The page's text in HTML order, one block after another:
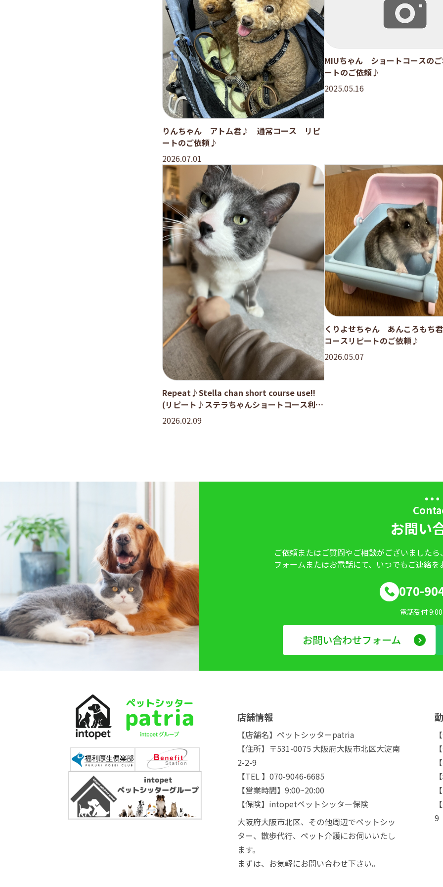
りんちゃん アトム君♪ 通常コース リピ
ートのご依頼♪
2026.07.01
MIUちゃん ショートコースの
ートのご依頼♪
2025.05.16
Repeat♪Stella chan short course use!!
(リピート♪ステラちゃんショートコース利
用）
2026.02.09
くりよせちゃん あんころもち
コースリピートのご依頼♪
2026.05.07
お問い
ご依頼またはご質問やご相談がございました
フォームまたはお電話にて、いつでもご連絡
070-
電話受付
お問い合わせフォーム
店舗情報
【店舗名】ペットシッターpatria
【住所】〒531-0075 大阪府大阪市北区大淀南
2-2-9
【TEL 】070-9046-6685
【営業時間】9:00~20:00
【保険】intopetペットシッター保険
大阪府大阪市北区、その他周辺でペットシッ
ター、散歩代行、ペット介護にお伺いいたし
ます。
まずは、お気軽にお問い合わせ下さい。
9